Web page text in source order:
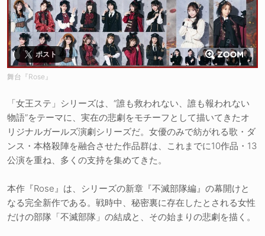
ポスト
舞台『Rose』
「女王ステ」シリーズは、“誰も救われない、誰も報われない
物語”をテーマに、実在の悲劇をモチーフとして描いてきたオ
リジナルガールズ演劇シリーズだ。女優のみで紡がれる歌・ダ
ンス・本格殺陣を融合させた作品群は、これまでに10作品・13
公演を重ね、多くの支持を集めてきた。
本作『Rose』は、シリーズの新章『不滅部隊編』の幕開けと
なる完全新作である。戦時中、秘密裏に存在したとされる女性
だけの部隊「不滅部隊」の結成と、その始まりの悲劇を描く。